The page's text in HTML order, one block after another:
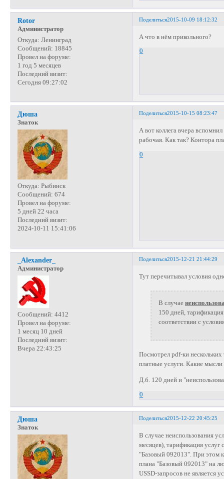
Поделиться2015-10-09 18:12:32
Rotor
Администратор
Откуда: Ленинград
Сообщений: 18845
Провел на форуме:
1 год 5 месяцев
Последний визит:
Сегодня 09:27:02
А что в нём прикольного?
0
Поделиться2015-10-15 08:23:47
Дюша
Знаток
Откуда: Рыбинск
Сообщений: 674
Провел на форуме:
5 дней 22 часа
Последний визит:
2024-10-11 15:41:06
А вот коллега вчера
рабочая. Как так? Контора
0
Поделиться2015-12-21 21:44:29
_Alexander_
Администратор
Сообщений: 4412
Провел на форуме:
1 месяц 10 дней
Последний визит:
Вчера 22:43:25
Тут перечитывал условия
В случае
150 дней,
соответствии с
Посмотрел pdf-ки
платные услуги. Какие мысли
Д.б. 120 дней и
0
Поделиться2015-12-22 20:45:25
Дюша
Знаток
В случае неиспользования
месяцев), тарификация услуг
"Базовый 092013". При этом
плана "Базовый 092013" на
USSD-запросов не является